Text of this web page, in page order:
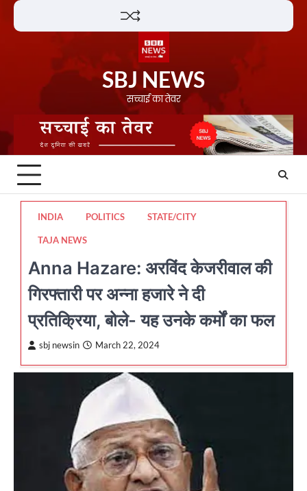
Skip
SBJ NEWS
सच्चाई का तेवर
INDIA POLITICS STATE/CITY
TAJA NEWS
Anna Hazare: अरविंद केजरीवाल की
गिरफ्तारी पर अन्ना हजारे ने दी
प्रतिक्रिया, बोले- यह उनके कर्मों का फल
sbj newsin March 22, 2024